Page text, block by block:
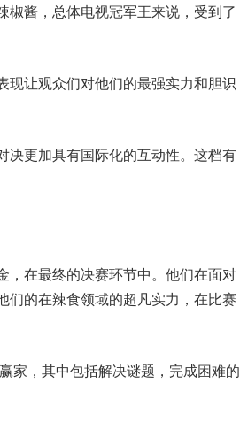
酱，总体电视冠军王来说，受到了
现让观众们对他们的最强实力和胆识
决更加具有国际化的互动性。这档有
，在最终的决赛环节中。他们在面对
们的在辣食领域的超凡实力，在比赛
家，其中包括解决谜题，完成困难的